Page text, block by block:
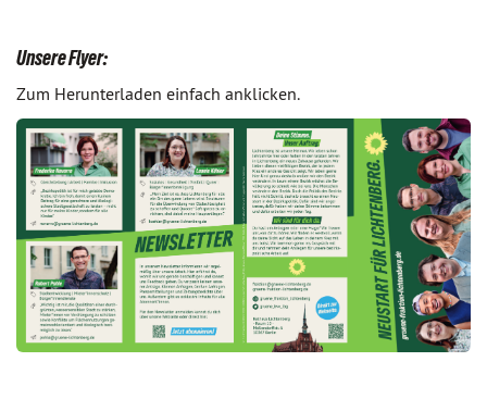
Unsere Flyer:
Zum Herunterladen einfach anklicken.